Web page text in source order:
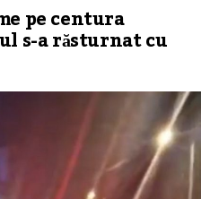
pe centura
s-a răsturnat cu